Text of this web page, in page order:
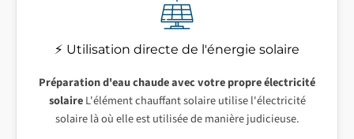
⚡ Utilisation directe de l'énergie solaire
Préparation d'eau chaude avec votre propre électricité
solaireL'élément chauffant solaire utilise l'électricité
solaire là où elle est utilisée de manière judicieuse.